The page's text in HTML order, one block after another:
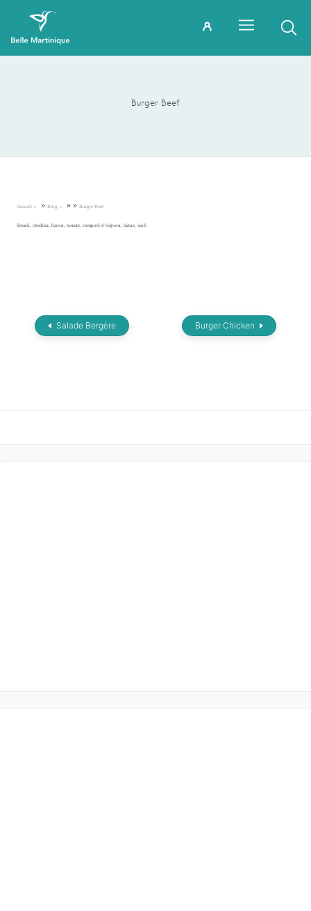
Burger Beef
Accueil » Blog » » Burger Beef
Steack, cheddar, bacon, tomate, compoté d’oignon, laitue, aioli
Salade Bergère Burger Chicken